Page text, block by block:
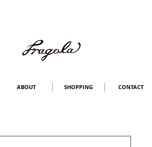
ABOUT SHOPPING CONTACT